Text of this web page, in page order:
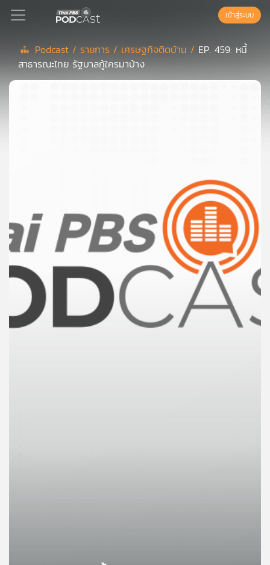
Podcast
ย์
ลิ
สต์
คุณ
เพลง
เข้าสู่ระบบ
Podcast / รายการ / เศรษฐกิจติดบ้าน / EP. 459: หนี้
สาธารณะไทย รัฐบาลกู้ใครมาบ้าง